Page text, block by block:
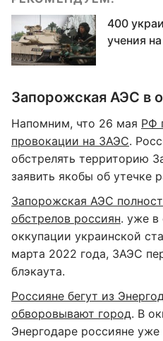
400
учения
Запорожская АЭС в
Напомним, что 26 мая РФ
провокации на ЗАЭС.
обстрелять территорию
заявить якобы об утечке
Запорожская АЭС
обстрелов россиян. уже в
оккупации украинской
марта 2022 года, ЗАЭС
блэкаута.
Россияне бегут из
обворовывают город. В
Энергодаре россияне